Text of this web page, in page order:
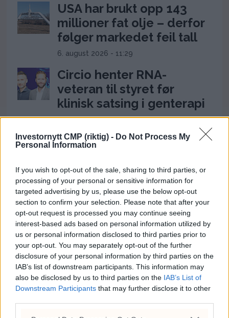
Investornytt CMP (riktig) - Do Not Process My
Personal Information
If you wish to opt-out of the sale, sharing to third parties, or
processing of your personal or sensitive information for
targeted advertising by us, please use the below opt-out
section to confirm your selection. Please note that after your
opt-out request is processed you may continue seeing
interest-based ads based on personal information utilized by
us or personal information disclosed to third parties prior to
your opt-out. You may separately opt-out of the further
disclosure of your personal information by third parties on the
IAB’s list of downstream participants. This information may
also be disclosed by us to third parties on the IAB’s List of
Downstream Participants that may further disclose it to other
USA har brukt opp 143
millioner fat olje – derfor
følger markedet feil tall
6. august 2026 - 11:29
Circio henter RNA-
veteran til styret før
klinisk satsing i genterapi
4. august 2026 - 14:37
Ukens aksje: Kan ta av
2. august 2026 - 12:17
Frp-topp fikk kvart million
fra First House for
«Trump-VM»-podkast –
Rødts Mímir Kristjánsson
raser
22. juli 2026 - 09:00
ANNONSE